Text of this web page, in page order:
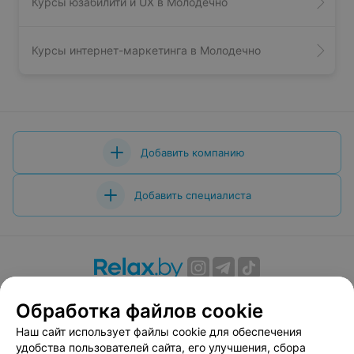
Курсы интернет-маркетинга в Молодечно
Добавить компанию
Добавить специалиста
Вакансии
Публичный договор
Способы оплаты
Публичный договор по использованию сервиса
Обработка файлов cookie
Наш сайт использует файлы cookie для обеспечения
удобства пользователей сайта, его улучшения, сбора